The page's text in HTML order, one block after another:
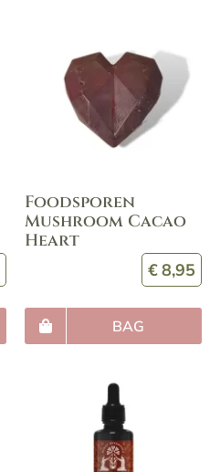
Foodsporen
Mushroom Cacao
Heart
€8,95
BAG